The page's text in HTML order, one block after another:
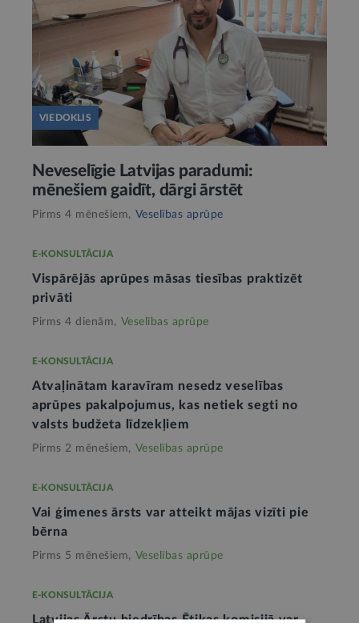
VIEDOKLIS
Neveselīgie Latvijas paradumi:
mēnešiem gaidīt, dārgi ārstēt
Pirms 4 mēnešiem, Veselības aprūpe
E-KONSULTĀCIJA
Vispārējās aprūpes māsas tiesības praktizēt
privāti
Pirms 4 dienām, Veselības aprūpe
E-KONSULTĀCIJA
Atvaļinātam karavīram nesedz veselības
aprūpes pakalpojumus, kas netiek segti no
valsts budžeta līdzekļiem
Pirms 2 mēnešiem, Veselības aprūpe
E-KONSULTĀCIJA
Vai ģimenes ārsts var atteikt mājas vizīti pie
bērna
Pirms 5 mēnešiem, Veselības aprūpe
E-KONSULTĀCIJA
Latvijas Ārstu biedrības Ētikas komisijā var